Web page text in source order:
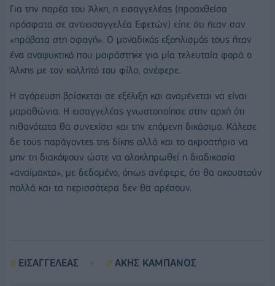
Για την παρέα του Άλκη, η εισαγγελέας (προαχθείσα
πρόσφατα σε αντιεισαγγελέα Εφετών) είπε ότι ήταν σαν
«πρόβατα στη σφαγή». Ο μοναδικός εξοπλισμός τους ήταν
ένα αναψυκτικό που μοιράστηκε για μία τελευταία φορά ο
Άλκης με τον κολλητό του φίλο, ανέφερε.
Η αγόρευση βρίσκεται σε εξέλιξη και αναμένεται να είναι
μαραθώνια. Η εισαγγελέας γνωστοποίησε στην αρχή ότι
πιθανότατα θα συνεχίσει και την επόμενη δικάσιμο. Κάλεσε
δε τους παράγοντες της δίκης αλλά και το ακροατήριο να
μην τη διακόψουν ώστε να ολοκληρωθεί η διαδικασία
«αναίμακτα», με δεδομένο, όπως ανέφερε, ότι θα ακουστούν
πολλά και τα περισσότερα δεν θα αρέσουν.
ΕΙΣΑΓΓΕΛΕΑΣ ΑΚΗΣ ΚΑΜΠΑΝΟΣ